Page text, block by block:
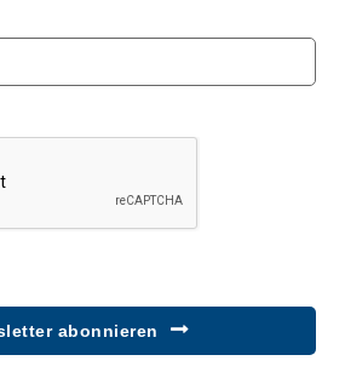
abonnieren